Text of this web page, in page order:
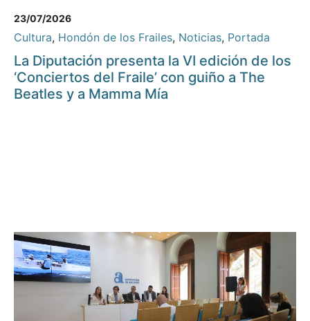
23/07/2026
Cultura, Hondón de los Frailes, Noticias, Portada
La Diputación presenta la VI edición de los
‘Conciertos del Fraile’ con guiño a The
Beatles y a Mamma Mía